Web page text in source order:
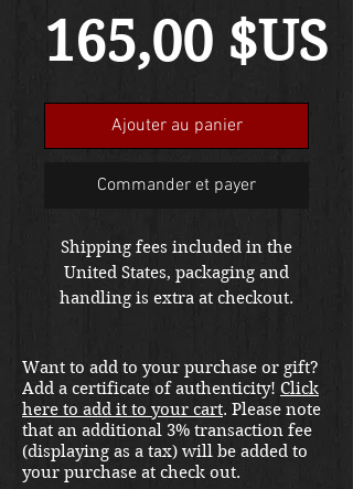
165,00 $US
Ajouter au panier
Commander et payer
Shipping fees included in the
United States, packaging and
handling is extra at checkout.
international shipping quote.
Located in Kirkland location.
Want to add to your purchase or gift?
Add a certificate of authenticity! Click
here to add it to your cart. Please note
that an additional 3% transaction fee
(displaying as a tax) will be added to
your purchase at check out.